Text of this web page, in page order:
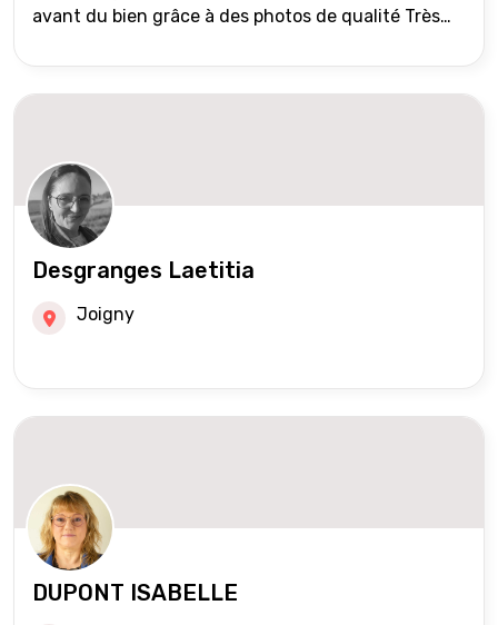
avant du bien grâce à des photos de qualité Très
international) Validation du financement des
acquéreurs auprès de partenaires financiers
réseau Iad France et Iad Deutschland Inter agence
Desgranges Laetitia
Joigny
DUPONT ISABELLE